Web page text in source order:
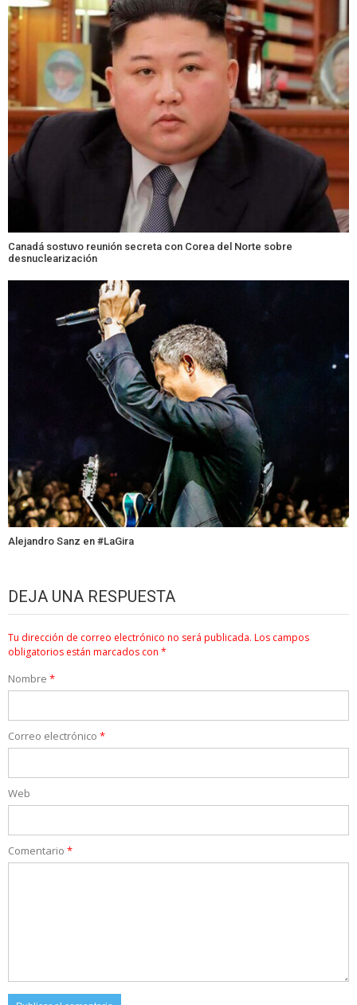
Canadá sostuvo reunión secreta con Corea del Norte sobre
desnuclearización
Alejandro Sanz en #LaGira
DEJA UNA RESPUESTA
Tu dirección de correo electrónico no será publicada. Los campos
obligatorios están marcados con *
Nombre *
Correo electrónico *
Web
Comentario *